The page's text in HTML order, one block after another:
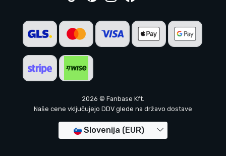
2026 © Fanbase Kft.
Naše cene vključujejo DDV glede na državo dostave
Slovenija (EUR)